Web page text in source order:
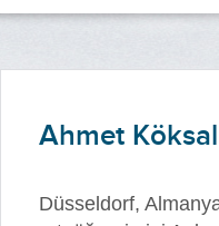
Ahmet Köksal
Düsseldorf,